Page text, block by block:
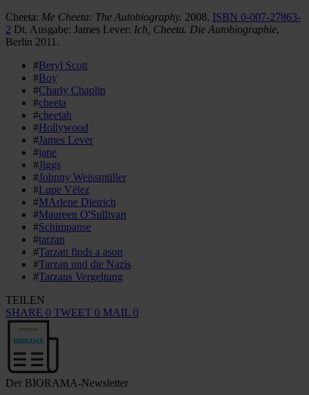
Cheeta: Me Cheeta: The Autobiography. 2008, ISBN 0-007-27863-
2 Dt. Ausgabe: James Lever: Ich, Cheeta. Die Autobiographie,
Berlin 2011.
#Beryl Scott
#Boy
#Charly Chaplin
#cheeta
#cheetah
#Hollywood
#James Lever
#jane
#Jiggs
#Johnny Weissmüller
#Lupe Vélez
#MArlene Dietrich
#Maureen O'Sullivan
#Schimpanse
#tarzan
#Tarzan finds a ason
#Tarzan und die Nazis
#Tarzans Vergeltung
TEILEN
SHARE 0 TWEET 0 MAIL 0
Der BIORAMA-Newsletter